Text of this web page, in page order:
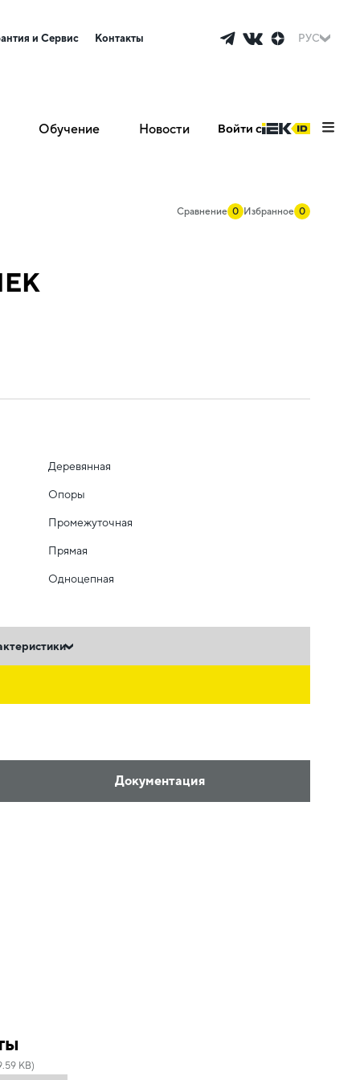
и Сервис Контакты РУС
Обучение Новости Войти с
Сравнение 0 Избранное 0
Деревянная
Опоры
Промежуточная
Прямая
Одноцепная
Документация
KB)